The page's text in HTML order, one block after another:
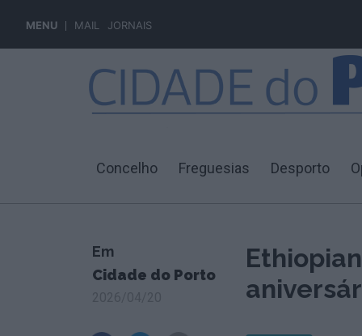
MENU MAIL JORNAIS
Concelho Freguesias Desporto
Em
Cidade do Porto